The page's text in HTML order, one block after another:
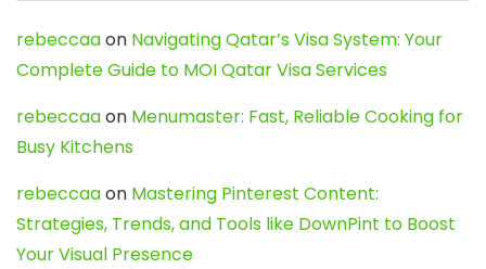
rebeccaaon Navigating Qatar’s Visa System: Your
Complete Guide to MOI Qatar Visa Services
rebeccaaon Menumaster: Fast, Reliable Cooking for
Busy Kitchens
rebeccaaon Mastering Pinterest Content:
Strategies, Trends, and Tools like DownPint to Boost
Your Visual Presence